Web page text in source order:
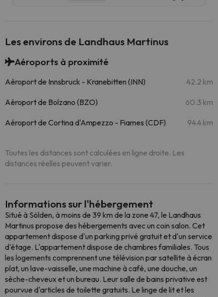
Les environs de Landhaus Martinus
Aéroports à proximité
Aéroport de Innsbruck - Kranebitten (INN) 42.2 km
Aéroport de Bolzano (BZO) 60.3 km
Aéroport de Cortina d'Ampezzo - Fiames (CDF) 94.4 km
Toutes les distances sont calculées en ligne droite. Les
distances réelles peuvent varier.
Informations sur l'hébergement
Situé à Sölden, à moins de 39 km de la zone 47, le Landhaus
Martinus propose des hébergements avec un coin salon. Cet
appartement dispose d'un parking privé gratuit et d'un service
d'étage. L'appartement dispose de chambres familiales. Tous
les logements comprennent une télévision par satellite à écran
plat, un lave-vaisselle, une machine à café, une douche, un
sèche-cheveux et un bureau. Leur salle de bains privative est
pourvue d'articles de toilette gratuits. Le linge de lit et les